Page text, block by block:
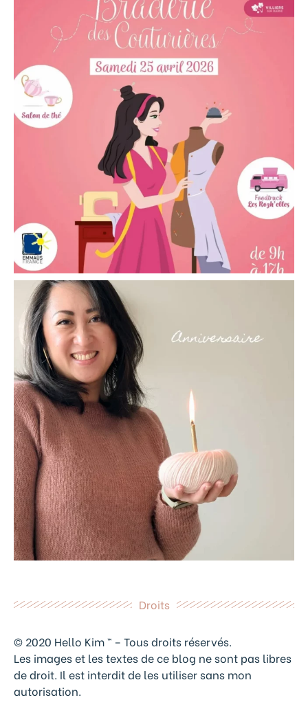
Droits
© 2020 Hello Kim ™ – Tous droits réservés.
Les images et les textes de ce blog ne sont pas libres
de droit. Il est interdit de les utiliser sans mon
autorisation.